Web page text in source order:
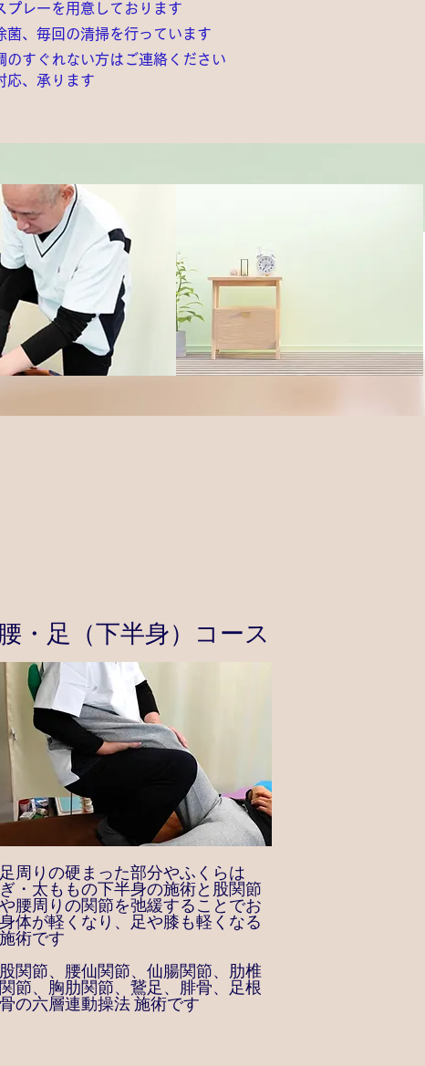
プレーを用意しております
菌、毎回の清掃を行っています
のすぐれない方はご連絡ください
応、承ります
腰・足（下半身）コース
足周りの硬まった部分やふくらは
ぎ・太ももの下半身の施術と股関節
や腰周りの関節を弛緩することでお
身体が軽くなり、足や膝も軽くなる
施術です
股関節、腰仙関節、仙腸関節、肋椎
関節、胸肋関節、鵞足、腓骨、足根
骨の六層連動操法 施術です